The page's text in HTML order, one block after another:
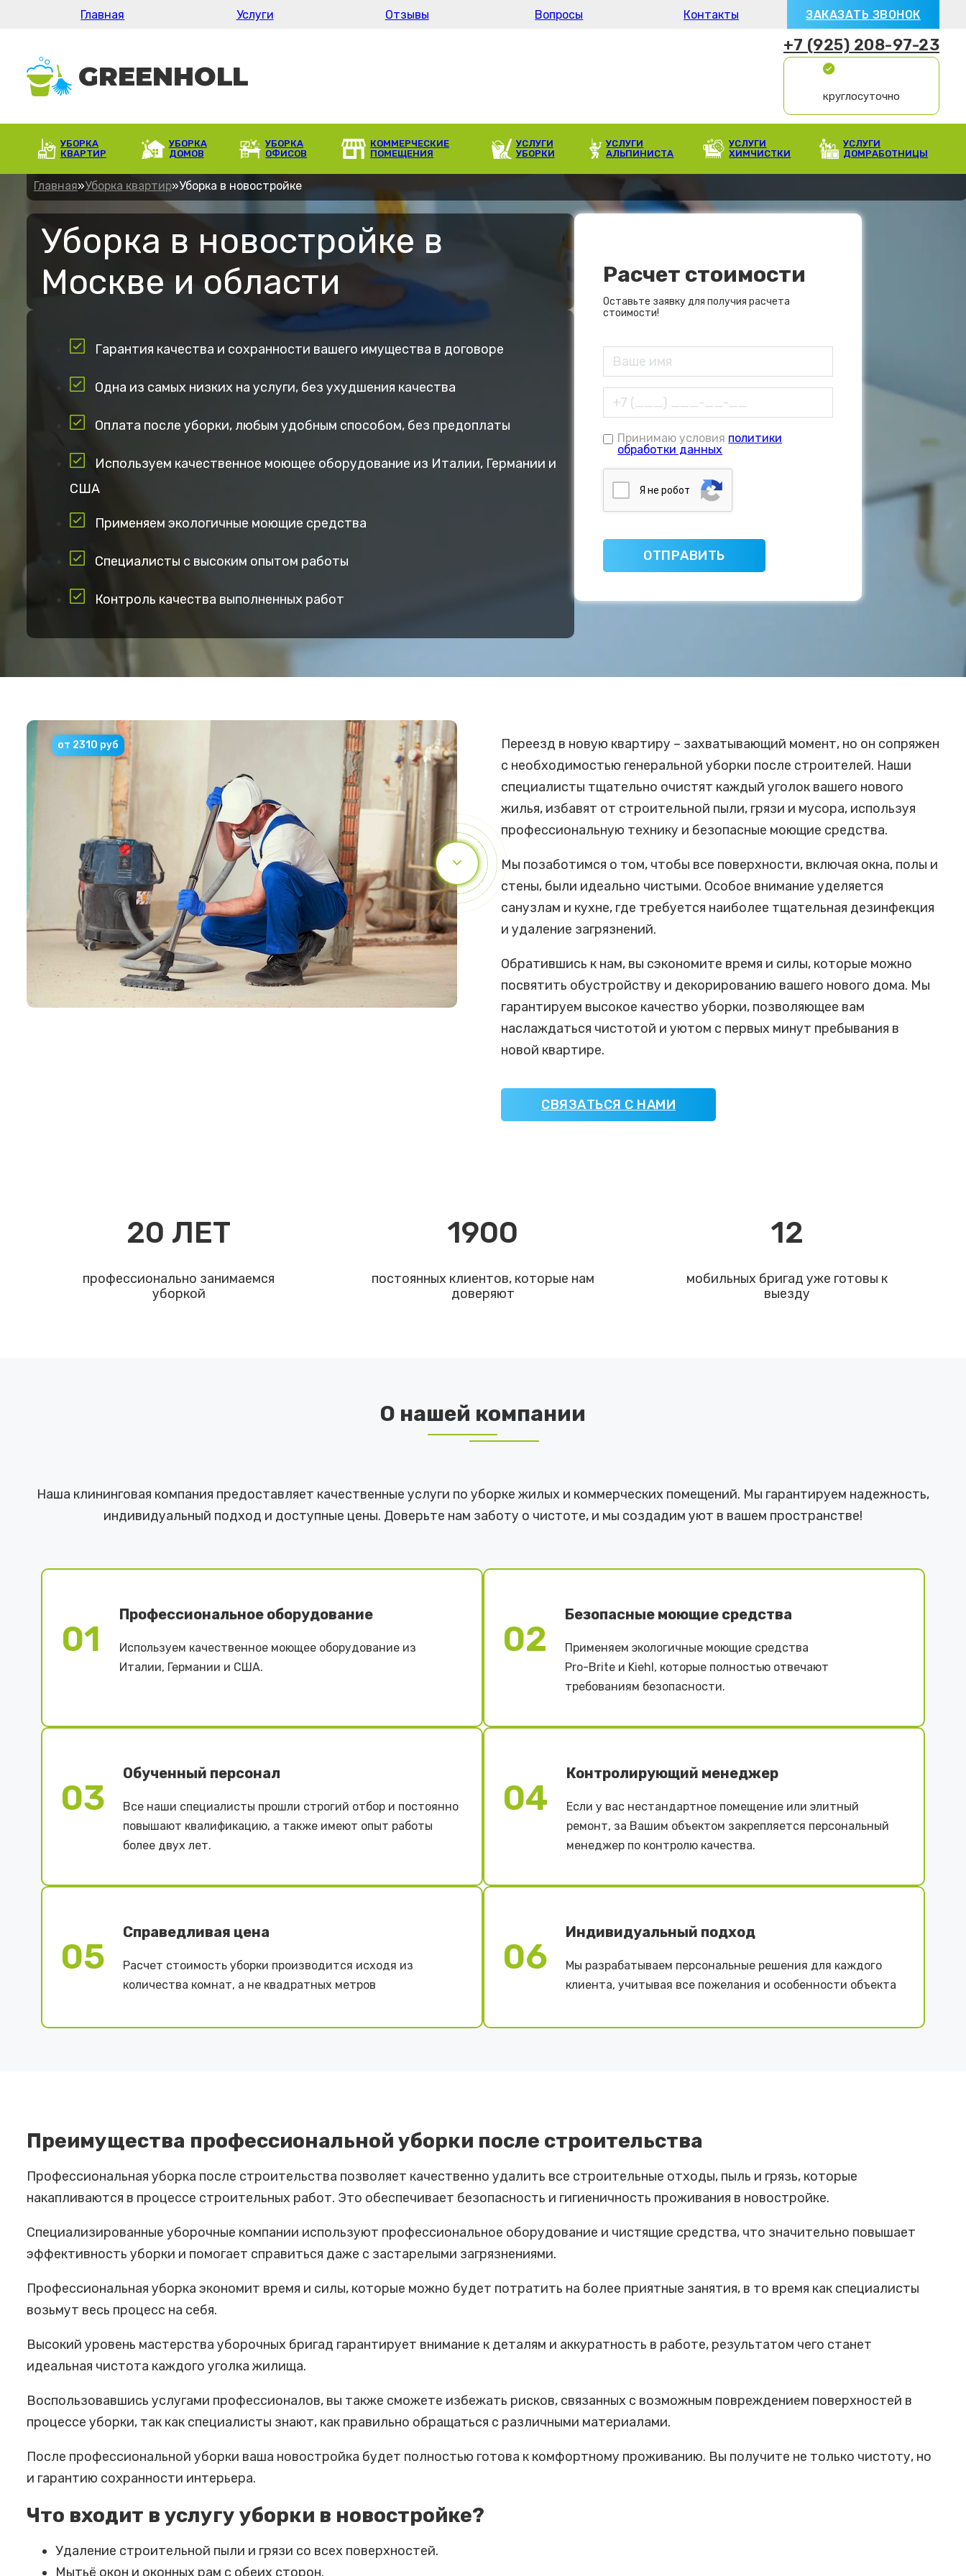
Главная Услуги Отзывы Вопросы Контакты ЗАКАЗАТЬ ЗВОНОК
+7 (925) 208-97-23
круглосуточно
УБОРКА
КВАРТИР
УБОРКА
ДОМОВ
УБОРКА
ОФИСОВ
КОММЕРЧЕСКИЕ
ПОМЕЩЕНИЯ
УСЛУГИ
УБОРКИ
УСЛУГИ
АЛЬПИНИСТА
УСЛУГИ
ХИМЧИСТКИ
УСЛУГИ
ДОМРАБОТНИЦЫ
Главная»Уборка квартир»Уборка в новостройке
Уборка в новостройке в
Москве и области
Гарантия качества и сохранности вашего имущества в договоре
Одна из самых низких на услуги, без ухудшения качества
Оплата после уборки, любым удобным способом, без предоплаты
Используем качественное моющее оборудование из Италии, Германии и
США
Применяем экологичные моющие средства
Специалисты с высоким опытом работы
Контроль качества выполненных работ
Расчет стоимости
Оставьте заявку для получия расчета
стоимости!
Принимаю условия политики
обработки данных
Я нe poбoт
от 2310 руб
Переезд в новую квартиру – захватывающий момент, но он сопряжен
с необходимостью генеральной уборки после строителей. Наши
специалисты тщательно очистят каждый уголок вашего нового
жилья, избавят от строительной пыли, грязи и мусора, используя
профессиональную технику и безопасные моющие средства.
Мы позаботимся о том, чтобы все поверхности, включая окна, полы и
стены, были идеально чистыми. Особое внимание уделяется
санузлам и кухне, где требуется наиболее тщательная дезинфекция
и удаление загрязнений.
Обратившись к нам, вы сэкономите время и силы, которые можно
посвятить обустройству и декорированию вашего нового дома. Мы
гарантируем высокое качество уборки, позволяющее вам
наслаждаться чистотой и уютом с первых минут пребывания в
новой квартире.
СВЯЗАТЬСЯ С НАМИ
20 ЛЕТ
профессионально занимаемся
уборкой
1900
постоянных клиентов, которые нам
доверяют
12
мобильных бригад уже готовы к
выезду
О нашей компании
Наша клининговая компания предоставляет качественные услуги по уборке жилых и коммерческих помещений. Мы гарантируем надежность,
индивидуальный подход и доступные цены. Доверьте нам заботу о чистоте, и мы создадим уют в вашем пространстве!
01
Профессиональное оборудование
Используем качественное моющее оборудование из
Италии, Германии и США.
02
Безопасные моющие средства
Применяем экологичные моющие средства
Pro-Brite и Kiehl, которые полностью отвечают
требованиям безопасности.
03
Обученный персонал
Все наши специалисты прошли строгий отбор и постоянно
повышают квалификацию, а также имеют опыт работы
более двух лет.
04
Контролирующий менеджер
Если у вас нестандартное помещение или элитный
ремонт, за Вашим объектом закрепляется персональный
менеджер по контролю качества.
05
Справедливая цена
Расчет стоимость уборки производится исходя из
количества комнат, а не квадратных метров
06
Индивидуальный подход
Мы разрабатываем персональные решения для каждого
клиента, учитывая все пожелания и особенности объекта
Преимущества профессиональной уборки после строительства
Профессиональная уборка после строительства позволяет качественно удалить все строительные отходы, пыль и грязь, которые
накапливаются в процессе строительных работ. Это обеспечивает безопасность и гигиеничность проживания в новостройке.
Специализированные уборочные компании используют профессиональное оборудование и чистящие средства, что значительно повышает
эффективность уборки и помогает справиться даже с застарелыми загрязнениями.
Профессиональная уборка экономит время и силы, которые можно будет потратить на более приятные занятия, в то время как специалисты
возьмут весь процесс на себя.
Высокий уровень мастерства уборочных бригад гарантирует внимание к деталям и аккуратность в работе, результатом чего станет
идеальная чистота каждого уголка жилища.
Воспользовавшись услугами профессионалов, вы также сможете избежать рисков, связанных с возможным повреждением поверхностей в
процессе уборки, так как специалисты знают, как правильно обращаться с различными материалами.
После профессиональной уборки ваша новостройка будет полностью готова к комфортному проживанию. Вы получите не только чистоту, но
и гарантию сохранности интерьера.
Что входит в услугу уборки в новостройке?
Удаление строительной пыли и грязи со всех поверхностей.
Мытьё окон и оконных рам с обеих сторон.